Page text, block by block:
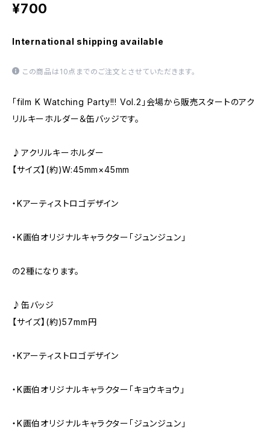
¥700
International shipping available
この商品は10点までのご注文とさせていただきます。
「film K Watching Party!!! Vol.2」会場から販売スタートのアク
リルキーホルダー＆缶バッジです。
♪アクリルキーホルダー
【サイズ】(約)W:45mm×45mm
・Kアーティストロゴデザイン
・K画伯オリジナルキャラクター「ジュンジュン」
の2種になります。
♪缶バッジ
【サイズ】(約)57mm円
・Kアーティストロゴデザイン
・K画伯オリジナルキャラクター「キョウキョウ」
・K画伯オリジナルキャラクター「ジュンジュン」